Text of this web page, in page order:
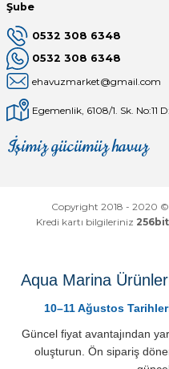
Şube
0532 308 6348
0532 308 6348
ehavuzmarket@gmail.com
Egemenlik, 6108/1. Sk.
İşimiz gücümüz havuz
Mağaza
Depomuz
Copyright 2018 - 2020 ©
Kredi kartı bilgileriniz 256bit
Aqua Marina
10–11 Ağustos
Güncel fiyat avantajından
oluşturun. Ön sipariş